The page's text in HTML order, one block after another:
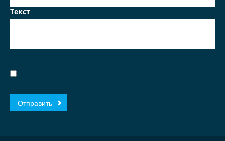
Текст